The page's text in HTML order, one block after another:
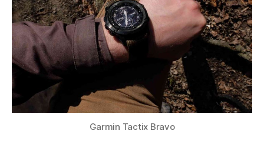
Garmin Tactix Bravo